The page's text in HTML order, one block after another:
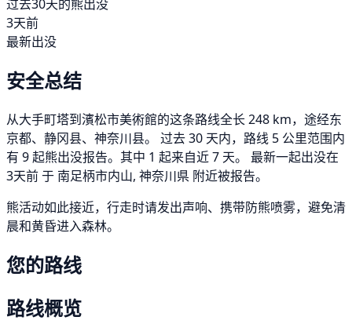
过去30天的熊出没
3天前
最新出没
安全总结
从大手町塔到濱松市美術館的这条路线全长 248 km，途经东
京都、静冈县、神奈川县。 过去 30 天内，路线 5 公里范围内
有 9 起熊出没报告。其中 1 起来自近 7 天。 最新一起出没在
3天前 于 南足柄市内山, 神奈川県 附近被报告。
熊活动如此接近，行走时请发出声响、携带防熊喷雾，避免清
晨和黄昏进入森林。
您的路线
路线概览